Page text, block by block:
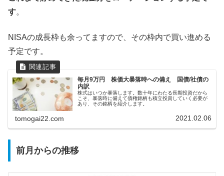
す。
NISAの成長枠も余ってますので、その枠内で買い進める
予定です。
毎月9万円 株価大暴落時への備え 国債/社債の
内訳
株式はいつか暴落します。数十年にわたる長期投資だから
こそ、暴落時に備えて債権銘柄も積立投資していく必要が
あり、その銘柄を紹介します。
tomogai22.com 2021.02.06
前月からの推移